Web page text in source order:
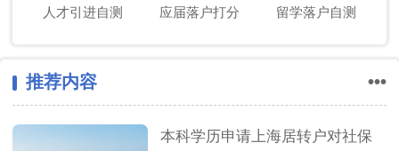
人才引进自测 应届落户打分 留学落户自测
推荐内容 •••
本科学历申请上海居转户对社保